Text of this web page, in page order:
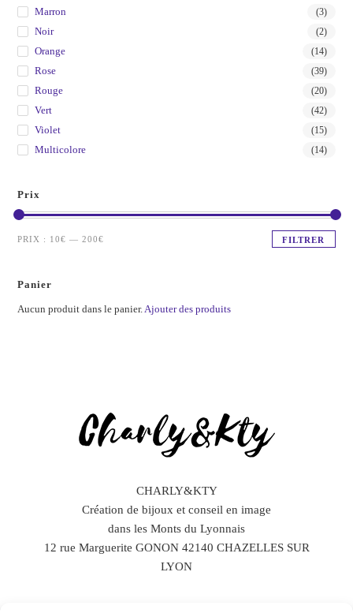
Marron (3)
Noir (2)
Orange (14)
Rose (39)
Rouge (20)
Vert (42)
Violet (15)
Multicolore (14)
Prix
FILTRER
PRIX : 10€ —200€
Panier
Aucun produit dans le panier.Ajouter des produits
CHARLY&KTY
Création de bijoux et conseil en image
dans les Monts du Lyonnais
12 rue Marguerite GONON 42140 CHAZELLES SUR
LYON